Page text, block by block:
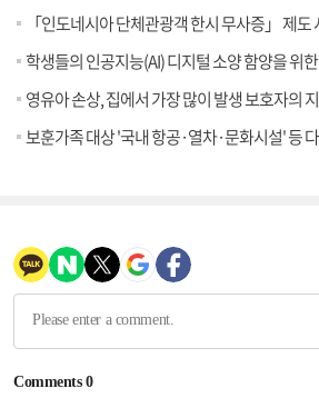
「인도네시아 단체관광객 한시 무사증」 제도
학생들의 인공지능(AI) 디지털 소양 함양을 위한 특별한 프로그램이
영유아 손상, 집에서 가장 많이 발생 보호자의 지속적인 환경
보훈가족 대상 '국내 항공·열차·문화시설' 등 다양한 할인